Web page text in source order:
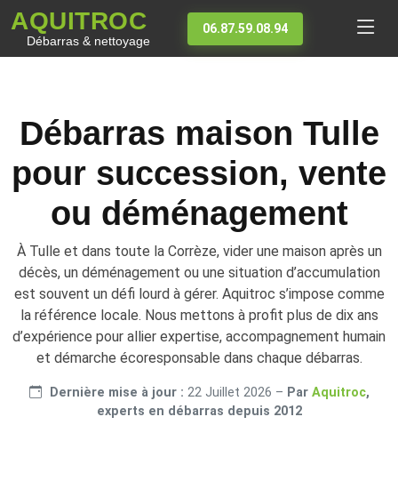
AQUITROC
Débarras & nettoyage
06.87.59.08.94
Débarras maison Tulle
pour succession, vente
ou déménagement
À Tulle et dans toute la Corrèze, vider une maison après un
décès, un déménagement ou une situation d’accumulation
est souvent un défi lourd à gérer. Aquitroc s’impose comme
la référence locale. Nous mettons à profit plus de dix ans
d’expérience pour allier expertise, accompagnement humain
et démarche écoresponsable dans chaque débarras.
Dernière mise à jour : 22 Juillet 2026 – Par Aquitroc,
experts en débarras depuis 2012